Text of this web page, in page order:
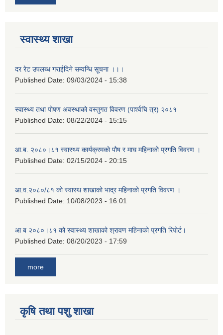
स्वास्थ्य शाखा
दर रेट उपलब्ध गराईदिने सम्वन्धि सूचना ।।।
Published Date: 09/03/2024 - 15:38
स्वास्थ्य तथा पोषण अवस्थाको वस्तुगत विवरण (पार्श्वचि त्र) २०८१
Published Date: 08/22/2024 - 15:15
आ.ब. २०८०।८१ स्वास्थ्य कार्यक्रमको पौष र माघ महिनाको प्रगति विवरण ।
Published Date: 02/15/2024 - 20:15
आ.व.२०८०/८१ को स्वास्थ शाखाको भाद्र महिनाको प्रगति विवरण ।
Published Date: 10/08/2023 - 16:01
आ ब २०८०।८१ को स्वास्थ्य शाखाको श्रावण महिनाको प्रगति रिपोर्ट।
Published Date: 08/20/2023 - 17:59
more
कृषि तथा पशु शाखा